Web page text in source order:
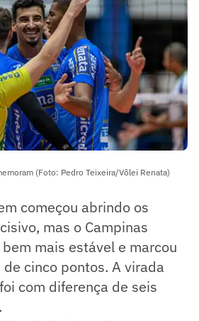
(Foto: Pedro Teixeira/Vôlei Renata)
começou abrindo os
mas o Campinas
mais estável e marcou
cinco pontos. A virada
com diferença de seis